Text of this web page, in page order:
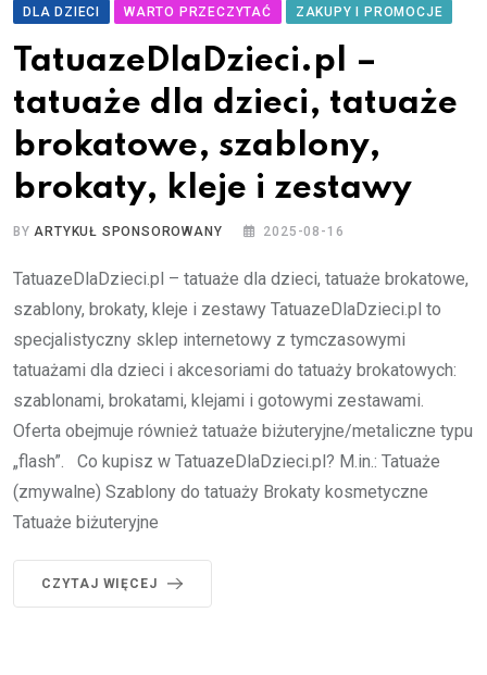
DLA DZIECI WARTO PRZECZYTAĆ ZAKUPY I PROMOCJE
TatuazeDlaDzieci.pl –
tatuaże dla dzieci, tatuaże
brokatowe, szablony,
brokaty, kleje i zestawy
BYARTYKUŁ SPONSOROWANY 2025-08-16
TatuazeDlaDzieci.pl – tatuaże dla dzieci, tatuaże brokatowe,
szablony, brokaty, kleje i zestawy TatuazeDlaDzieci.pl to
specjalistyczny sklep internetowy z tymczasowymi
tatuażami dla dzieci i akcesoriami do tatuaży brokatowych:
szablonami, brokatami, klejami i gotowymi zestawami.
Oferta obejmuje również tatuaże biżuteryjne/metaliczne typu
„flash”. Co kupisz w TatuazeDlaDzieci.pl? M.in.: Tatuaże
(zmywalne) Szablony do tatuaży Brokaty kosmetyczne
Tatuaże biżuteryjne
CZYTAJ WIĘCEJ